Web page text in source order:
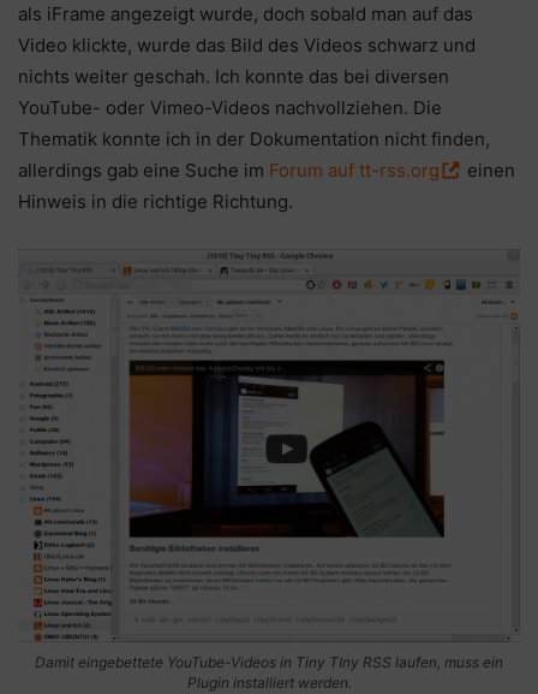
als iFrame angezeigt wurde, doch sobald man auf das
Video klickte, wurde das Bild des Videos schwarz und
nichts weiter geschah. Ich konnte das bei diversen
YouTube- oder Vimeo-Videos nachvollziehen. Die
Thematik konnte ich in der Dokumentation nicht finden,
allerdings gab eine Suche im Forum auf tt-rss.org
einen
Hinweis in die richtige Richtung.
Damit eingebettete YouTube-Videos in Tiny TIny RSS laufen, muss ein
Plugin installiert werden.